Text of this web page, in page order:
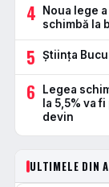
4
Noua lege
schimbă la
5 Știința
6
Legea
la 5,5% va
devin
ULTIMELE DIN